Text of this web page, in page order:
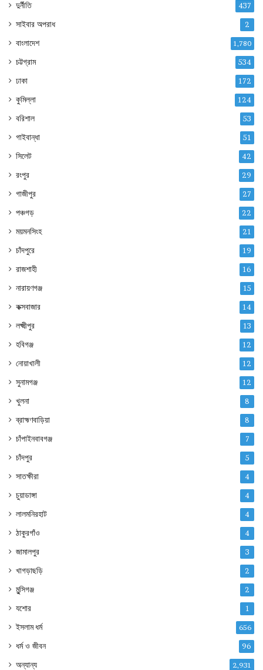
দুর্নীতি 437
সাইবার অপরাধ 2
বাংলাদেশ 1,780
চট্টগ্রাম 534
ঢাকা 172
কুমিল্লা 124
বরিশাল 53
গাইবান্ধা 51
সিলেট 42
রংপুর 29
গাজীপুর 27
পঞ্চগড় 22
ময়মনসিংহ 21
চাঁদপুরে 19
রাজশাহী 16
নারায়ণগঞ্জ 15
কক্সবাজার 14
লক্ষ্মীপুর 13
হবিগঞ্জ 12
নোয়াখালী 12
সুনামগঞ্জ 12
খুলনা 8
ব্রাহ্মণবাড়িয়া 8
চাঁপাইনবাবগঞ্জ 7
চাঁদপুর 5
সাতক্ষীরা 4
চুয়াডাঙ্গা 4
লালমনিরহাট 4
ঠাকুরগাঁও 4
জামালপুর 3
খাগড়াছড়ি 2
মুন্সিগঞ্জ 2
যশোর 1
ইসলাম ধর্ম 656
ধর্ম ও জীবন 96
অন্যান্য 2,931